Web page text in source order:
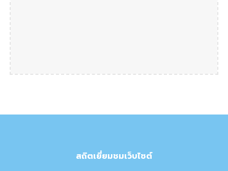
สถิตเยี่ยมชมเว็บไซต์